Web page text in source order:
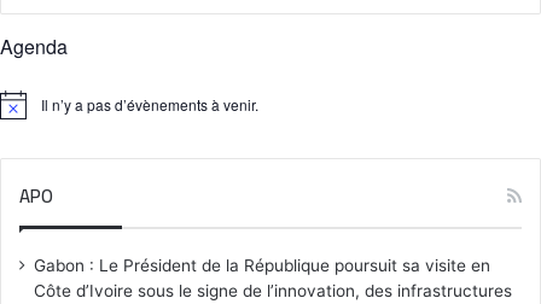
Agenda
N
Il n’y a pas d’évènements à venir.
APO
Gabon : Le Président de la République poursuit sa visite en
Côte d’Ivoire sous le signe de l’innovation, des infrastructures